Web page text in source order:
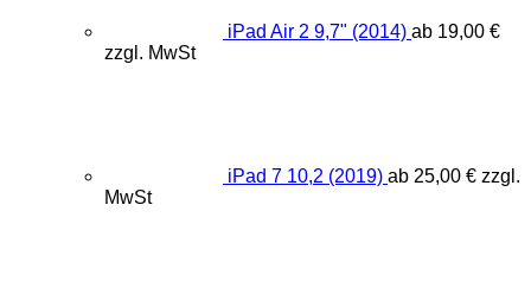
iPad Air 2 9,7" (2014) ab 19,00 €
zzgl. MwSt
iPad 7 10,2 (2019) ab 25,00 € zzgl.
MwSt